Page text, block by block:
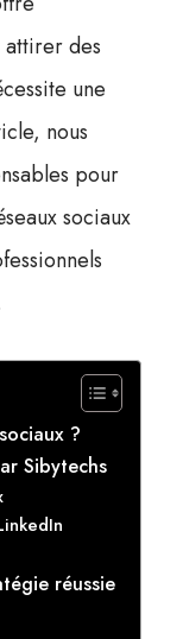
des
une
nous
pour
sociaux
?
Sibytechs
réussie